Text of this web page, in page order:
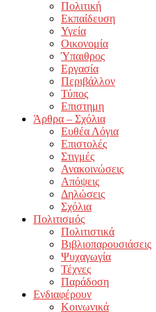
Πολιτική
Εκπαίδευση
Υγεία
Οικονομία
Ύπαιθρος
Εργασία
Περιβάλλον
Τύπος
Επιστημη
Άρθρα – Σχόλια
Ευθέα Λόγια
Επιστολές
Στιγμές
Ανακοινώσεις
Απόψεις
Δηλώσεις
Σχόλια
Πολιτισμός
Πολιτιστικά
Βιβλιοπαρουσιάσεις
Ψυχαγωγία
Τέχνες
Παράδοση
Ενδιαφέρουν
Κοινωνικά